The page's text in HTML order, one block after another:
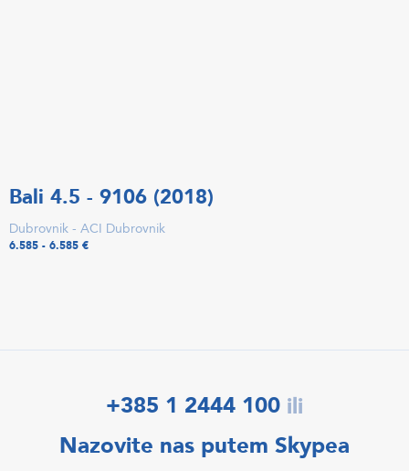
Bali 4.5 - 9106 (2018)
Dubrovnik - ACI Dubrovnik
6.585 - 6.585 €
+385 1 2444 100 ili
Nazovite nas putem Skypea